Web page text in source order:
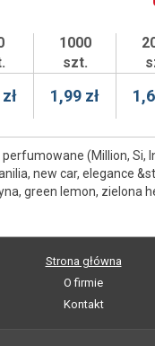
1000
szt.
1,99 zł
perfumowane (Million, Si,
new car, elegance
green lemon, zielona
Strona główna
O firmie
Kontakt